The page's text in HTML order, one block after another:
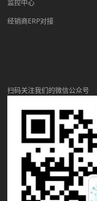
监控中心
经销商ERP对接
扫码关注我们的微信公众号